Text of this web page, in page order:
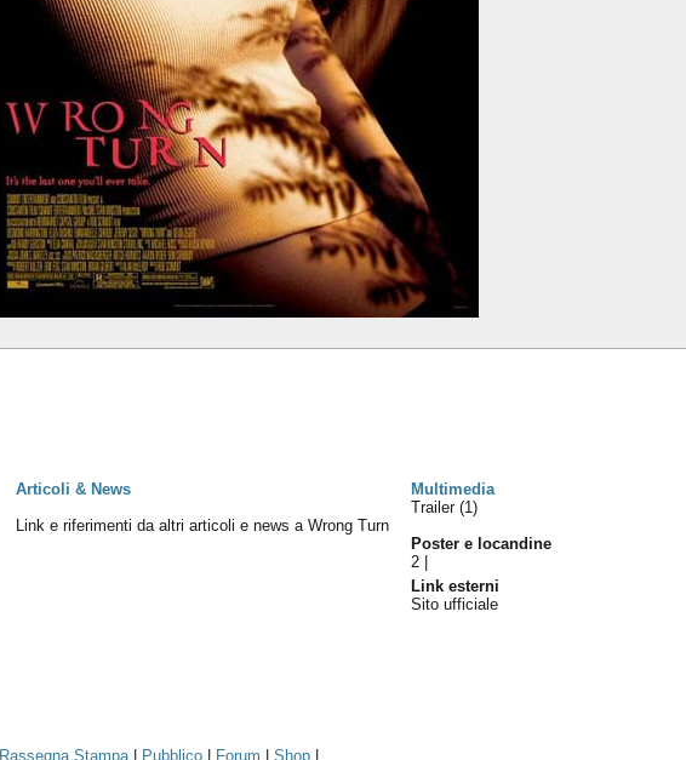
Articoli & News Multimedia
Link e riferimenti da altri articoli e news a Wrong Turn
Trailer (1)
Poster e locandine
2
Link esterni
Sito ufficiale
Rassegna Stampa| Pubblico Forum |Shop